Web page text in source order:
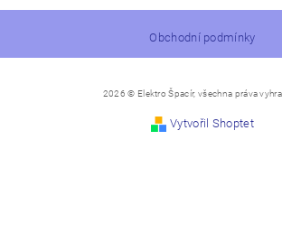
Obchodní podmínky
2026 © Elektro Špacír, všechna práva
Vytvořil Shoptet